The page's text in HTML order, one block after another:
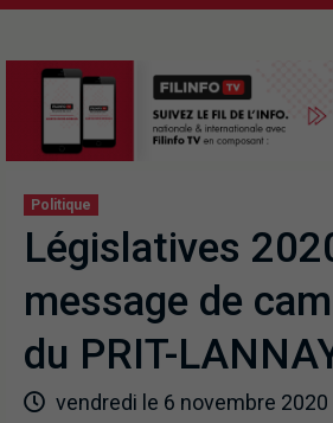
Politique
Législatives
message de
du PRIT-
vendredi le 6 novembre 2020